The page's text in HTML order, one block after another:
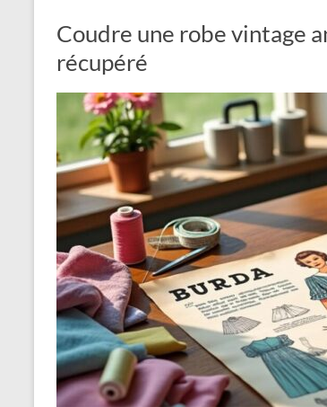
Coudre une robe vintage
récupéré